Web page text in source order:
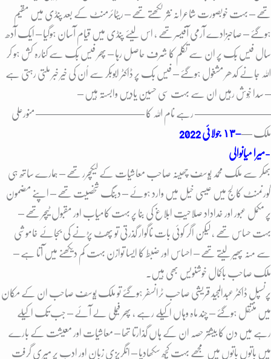
تھے – بہت خوبصورت شاعرانہ نثر لکھتے تھے – ریٹائرمنٹ کے بعد پنڈی میں مقیم
ہوگئے – صاحبزادے آرمی آفیسر تھے ، اس لیئے پنڈی میں قیام آسان ہوگیا – ایک آدھ
سال فیس بُک پر ان سے تکلم کا شرف حاصل رہا – پھر فیس بُک سے کنارہ کش ہو کر
اللہ جانے کدھر مشغول ہوگئے – فیس بک پر ڈاکٹر ابوبکر سے اُن کی خیر خبر ملتی رہتی ہے
– سدا خُوش رہیں ان سے بہت سی حسین یادیں وابستہ ہیں –
——————— رہے نام اللہ کا —————————— منورعلی
ملک —–١٣ جولائی 2022
میرا میانوالی-
بھکر سے ملک محمد یُوسف چھینہ صاحب معاشیات کے لیکچرر تھے – ہمارے ساتھ ہی
گورنمنٹ کالج میں عیسی خیل میں وارد ہوئے – دبنگ شخصیت تھے – اپنے مضمون
پر مکمل عبور اور خداداد صلاحیتِ ابلاغ کی بنا پر بہت کامیاب اور مقبول ٹیچر تھے –
بہت حساس تھے ، لیکن اگر کوئی بات ناگوار گذرتی تو پھٹ پڑنے کی بجائے خاموشی
سے منہ پھیر لیتے تھے – احساس اور ضبط کا ایسا توازن بہت کم دیکھنے میں آتا ہے –
ملک صاحب باکمال خوشنویس بھی ہیں۔
پرنسپل ڈاکٹر عبدالمجید قریشی صاحب ٹرانسفر ہوگئے تو ملک یُوسف صاحب ان کے مکان
میں منتقل ہوگئے – چند ماہ وہاں اکیلے رہے ، پھر فیملی لے آئے – جب تک اکیلے
رہے میں دن کا بیشتر حصہ ان کے ہاں گذارتا تھا – معاشیات اور معیشت کے بارے
میں باتوں باتوں میں مجھے بہت کُچھ سکھادیا – انگریزی زبان اور ادب پر میری گرفت